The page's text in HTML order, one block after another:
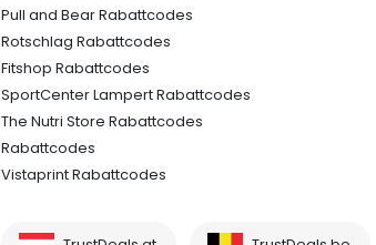
Pull and Bear Rabattcodes
Rotschlag Rabattcodes
Fitshop Rabattcodes
SportCenter Lampert Rabattcodes
The Nutri Store Rabattcodes
Rabattcodes
Vistaprint Rabattcodes